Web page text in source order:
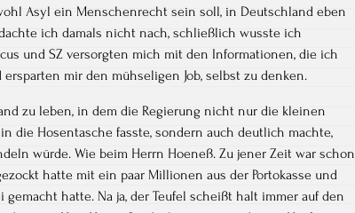
Asyl ein Menschenrecht sein soll, in Deutschland eben
ich damals nicht nach, schließlich wusste ich
und SZ versorgten mich mit den Informationen, die ich
mir den mühseligen Job, selbst zu denken.
zu leben, in dem die Regierung nicht nur die kleinen
die Hosentasche fasste, sondern auch deutlich machte,
würde. Wie beim Herrn Hoeneß. Zu jener Zeit war schon
hatte mit ein paar Millionen aus der Portokasse und
hatte. Na ja, der Teufel scheißt halt immer auf den